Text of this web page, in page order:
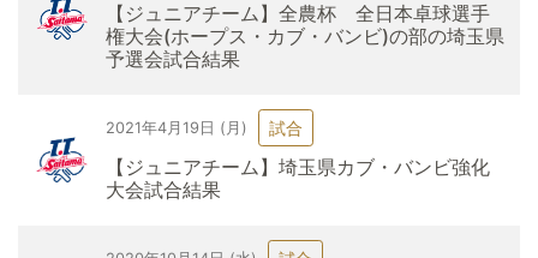
【ジュニアチーム】全農杯 全日本卓球選手
権大会(ホープス・カブ・バンビ)の部の埼玉県
予選会試合結果
2021年4月19日 (月) 試合
【ジュニアチーム】埼玉県カブ・バンビ強化
大会試合結果